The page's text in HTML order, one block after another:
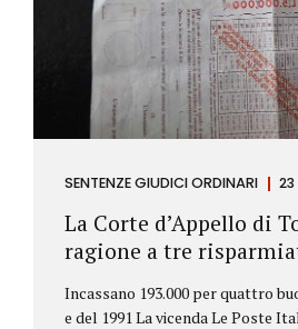
SENTENZE GIUDICI ORDINARI 23
La Corte d’Appello di
ragione a tre
Incassano 193.000 per quattro
e del 1991 La vicenda Le Poste